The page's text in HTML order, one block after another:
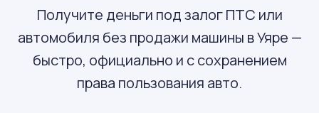
Получите деньги под залог ПТС или
автомобиля без продажи машины в Уяре —
быстро, официально и с сохранением
права пользования авто.